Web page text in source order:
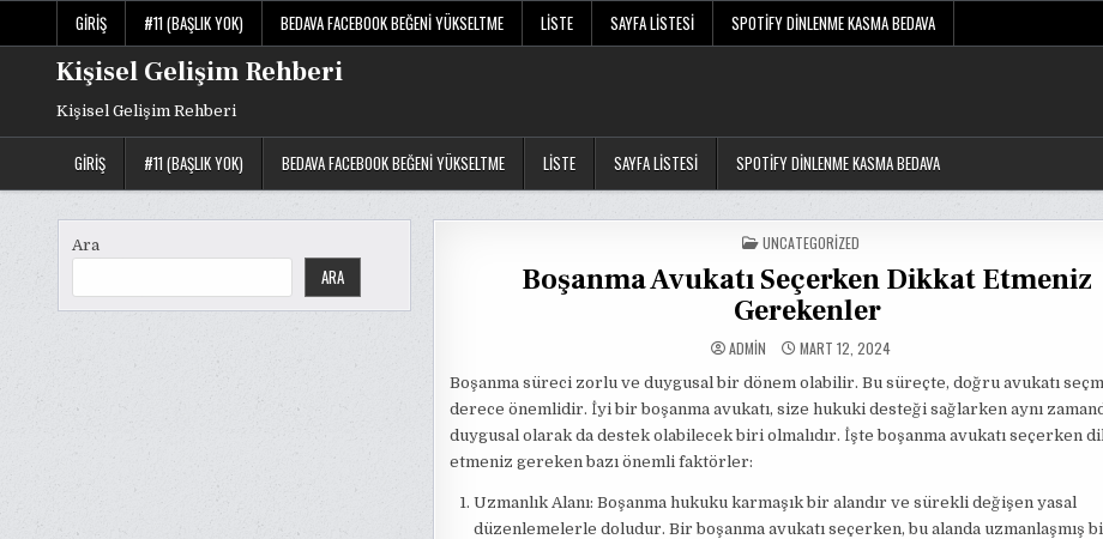
content
GIRIŞ #11 (BAŞLIK YOK) BEDAVA FACEBOOK BEĞENI YÜKSELTME LISTE SAYFA LISTESI SPOTIFY DINLENME KASMA BEDAVA
Kişisel Gelişim Rehberi
Kişisel Gelişim Rehberi
GIRIŞ #11 (BAŞLIK YOK) BEDAVA FACEBOOK BEĞENI YÜKSELTME LISTE SAYFA LISTESI SPOTIFY DINLENME KASMA BEDAVA
Ara
ARA
POSTED
IN
UNCATEGORIZED
Boşanma Avukatı Seçerken Dikkat Etmeniz
Gerekenler
ADMIN MART 12, 2024
Boşanma süreci zorlu ve duygusal bir dönem olabilir. Bu süreçte, doğru avukatı
derece önemlidir. İyi bir boşanma avukatı, size hukuki desteği sağlarken aynı
duygusal olarak da destek olabilecek biri olmalıdır. İşte boşanma avukatı seçerken
etmeniz gereken bazı önemli faktörler:
Uzmanlık Alanı: Boşanma hukuku karmaşık bir alandır ve sürekli değişen yasal
düzenlemelerle doludur. Bir boşanma avukatı seçerken, bu alanda uzmanlaşmış